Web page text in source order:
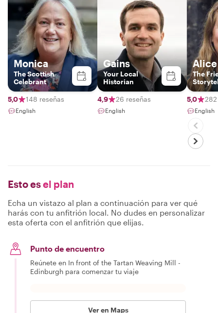
Monica
The Scottish
Celebrant
5,0 148 reseñas
English
Gains
Your Local
Historian
4,9 26 reseñas
English
Alice
The
5,0
English
Esto esel plan
Echa un vistazo al plan a continuación para ver qué
harás con tu anfitrión local. No dudes en personalizar
esta oferta con el anfitrión que elijas.
Punto de encuentro
Reúnete en In front of the Tartan Weaving Mill -
Edinburgh para comenzar tu viaje
Ver en Maps